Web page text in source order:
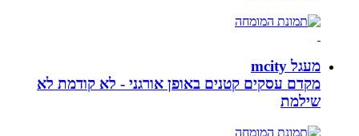
מעגל mcity
מקדם עסקים קטנים באופן אורגני - לא קודמת לא
שילמת